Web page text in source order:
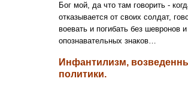
Бог мой, да что там говорить -
отказывается от своих солдат,
воевать и погибать без шевронов
опознавательных знаков…
Инфантилизм,
политики.